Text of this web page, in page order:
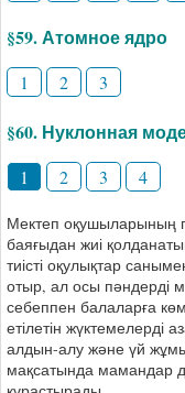
§59. Атомное ядро
1 2 3
§60. Нуклонная
1 2 3 4
Мектеп оқушыларының
баяғыдан жиі
тиісті оқулықтар
отыр, ал осы пәндерді
себеппен балаларға
етілетін жүктемелерді
алдын-алу және үй
мақсатында мамандар